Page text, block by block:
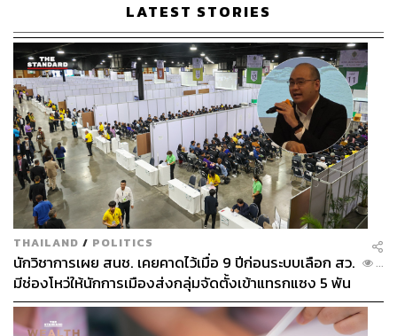
LATEST STORIES
THAILAND / POLITICS
นักวิชาการเผย สนช. เคยคาดไว้เมื่อ 9 ปีก่อนระบบเลือก สว.
มีช่องโหว่ให้นักการเมืองส่งกลุ่มจัดตั้งเข้าแทรกแซง 5 พัน
ล้านยึดประเทศได้
...